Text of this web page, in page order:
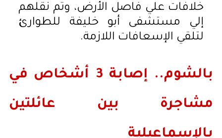
خلافات علي فاصل الأرض، وتم نقلهم
إلي مستشفى أبو خليفة للطوارئ
لتلقي الإسعافات اللازمة.
بالشوم.. إصابة 3 أشخاص في
مشاجرة بين عائلتين
بالإسماعيلية